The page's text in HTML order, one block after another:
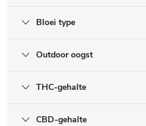
Bloei type
Outdoor oogst
THC-gehalte
CBD-gehalte